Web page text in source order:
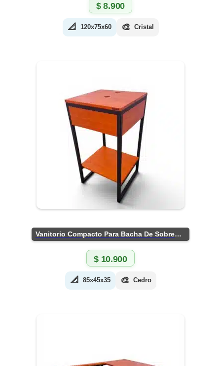
$8.900
📐 120x75x60 🎨 Cristal
Vanitorio Compacto Para Bacha De Sobreponer
$10.900
📐 85x45x35 🎨 Cedro